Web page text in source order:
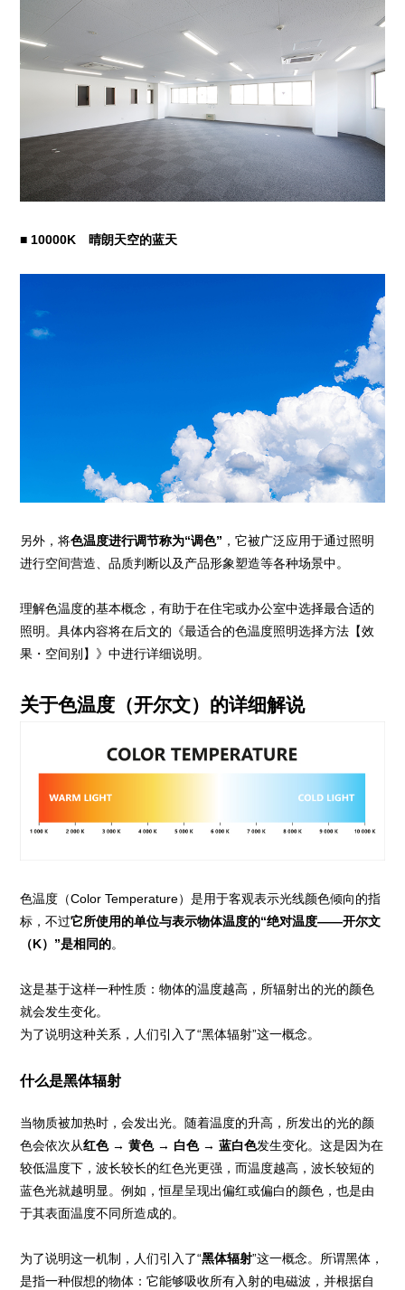
■ 10000K 晴朗天空的蓝天
另外，将色温度进行调节称为“调色” ，它被广泛应用于通过照明
进行空间营造、品质判断以及产品形象塑造等各种场景中。
理解色温度的基本概念，有助于在住宅或办公室中选择最合适的
照明。具体内容将在后文的《最适合的色温度照明选择方法【效
果・空间别】》中进行详细说明。
关于色温度（开尔文）的详细解说
色温度（Color Temperature）是用于客观表示光线颜色倾向的指
标，不过它所使用的单位与表示物体温度的“绝对温度——开尔文
（K）”是相同的。
这是基于这样一种性质：物体的温度越高，所辐射出的光的颜色
就会发生变化。
为了说明这种关系，人们引入了“黑体辐射”这一概念。
什么是黑体辐射
当物质被加热时，会发出光。随着温度的升高，所发出的光的颜
色会依次从红色 → 黄色 → 白色 → 蓝白色发生变化。这是因为在
较低温度下，波长较长的红色光更强，而温度越高，波长较短的
蓝色光就越明显。例如，恒星呈现出偏红或偏白的颜色，也是由
于其表面温度不同所造成的。
为了说明这一机制，人们引入了“黑体辐射”这一概念。所谓黑体，
是指一种假想的物体：它能够吸收所有入射的电磁波，并根据自